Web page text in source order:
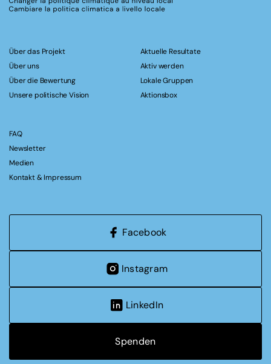
Über das Projekt
Über uns
Über die Bewertung
Unsere politische Vision
Aktuelle Resultate
Aktiv werden
Lokale Gruppen
Aktionsbox
FAQ
Newsletter
Medien
Kontakt & Impressum
Facebook
Instagram
LinkedIn
Spenden